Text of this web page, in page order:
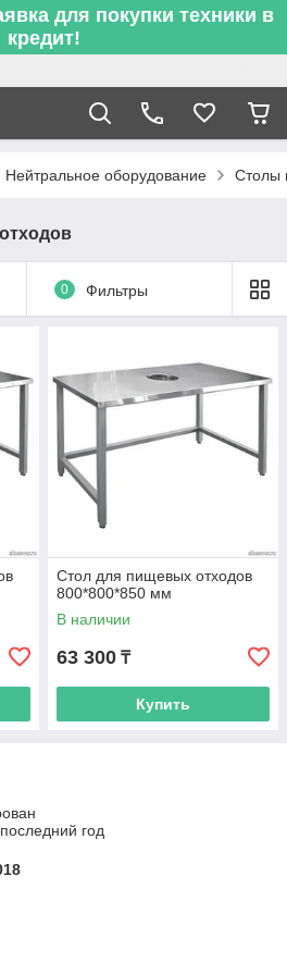
для покупки техники в
кредит!
Нейтральное оборудование Столы
0 Фильтры
Стол для пищевых отходов
800*800*850 мм
В наличии
63 300 ₸
Купить
год